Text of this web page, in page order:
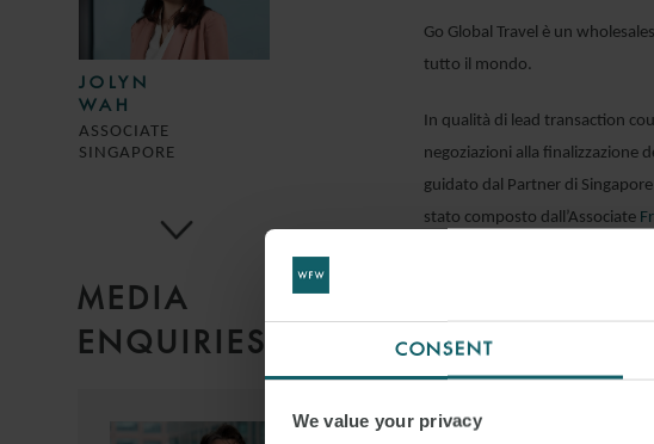
CONSENT
We value your privacy
Go Global Travel è un
tutto il mondo.
In qualità di lead transaction
negoziazioni alla finalizzazione
guidato dal Partner di Singapore
stato composto dall’Associate
aspetti di diritto societario, dal
Il team ha lavorato a stretto
legali in Asia, Europa e Sud
MEDIA
ENQUIRIES
JOLYN
WAH
ASSOCIATE
SINGAPORE
SVEN
LONDON